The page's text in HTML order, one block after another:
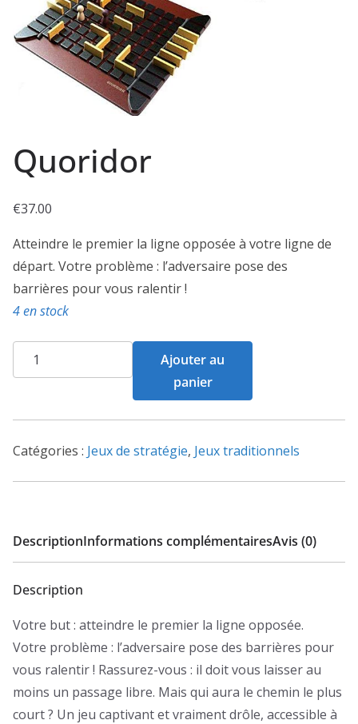
Quoridor
€37.00
Atteindre le premier la ligne opposée à votre ligne de
départ. Votre problème : l’adversaire pose des
barrières pour vous ralentir !
4 en stock
quantité
de
Ajouter au
panier
Catégories : Jeux de stratégie, Jeux traditionnels
DescriptionInformations complémentairesAvis (0)
Description
Votre but : atteindre le premier la ligne opposée.
Votre problème : l’adversaire pose des barrières pour
vous ralentir ! Rassurez-vous : il doit vous laisser au
moins un passage libre. Mais qui aura le chemin le plus
court ? Un jeu captivant et vraiment drôle, accessible à